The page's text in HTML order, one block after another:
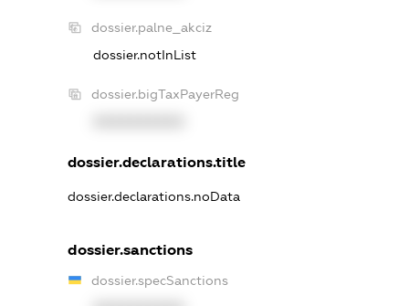
dossier.palne_akciz
dossier.notInList
dossier.bigTaxPayerReg
dossier.declarations.title
dossier.declarations.noData
dossier.sanctions
dossier.specSanctions